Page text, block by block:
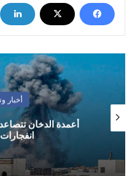
أخبار
أعمدة الدخان